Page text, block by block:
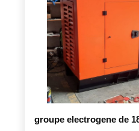
groupe electrogene de